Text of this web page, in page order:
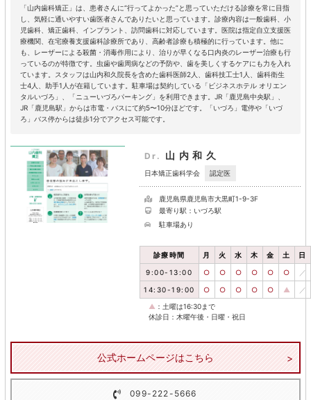
「山内歯科矯正」は、患者さんに“行ってよかった”と思っていただける診療を常に目指
し、気軽に通いやすい歯医者さんでありたいと思っています。診療内容は一般歯科、小
児歯科、矯正歯科、インプラント、訪問歯科に対応しています。医院は指定自立支援医
療機関、在宅療養支援歯科診療所であり、高齢者診療も積極的に行っています。他に
も、レーザーによる殺菌・消毒作用により、治りが早くなる口内炎のレーザー治療も行
っているのが特徴です。虫歯や歯周病などの予防や、歯を美しくするケアにも力を入れ
ています。スタッフは山内和久院長を含めた歯科医師2人、歯科技工士1人、歯科衛生
士4人、助手1人が在籍しています。駐車場は契約している「ビジネスホテル オリエン
タルいづろ」、「ニューいづろパーキング」を利用できます。JR「鹿児島中央駅」、
JR「鹿児島駅」からは市電・バスにて約5〜10分ほどです。「いづろ」電停や「いづ
ろ」バス停からは徒歩1分でアクセス可能です。
Dr. 山内和久
日本矯正歯科学会 認定医
鹿児島県鹿児島市大黒町1-9-3F
最寄り駅：いづろ駅
駐車場あり
診療時間 月 火 水 木 金 土 日
9:00-13:00 ○ ○ ○ ○ ○ ○ ／
14:30-19:00 ○ ○ ○ ○ ○ ▲ ／
▲ ：土曜は16:30まで
休診日：木曜午後・日曜・祝日
公式ホームページはこちら
099-222-5666